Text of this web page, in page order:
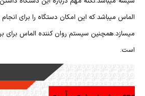
الماس میباشد که این امکان دستگاه را برای
میسازد.همچنین سیستم روان کننده الماس برای
است.